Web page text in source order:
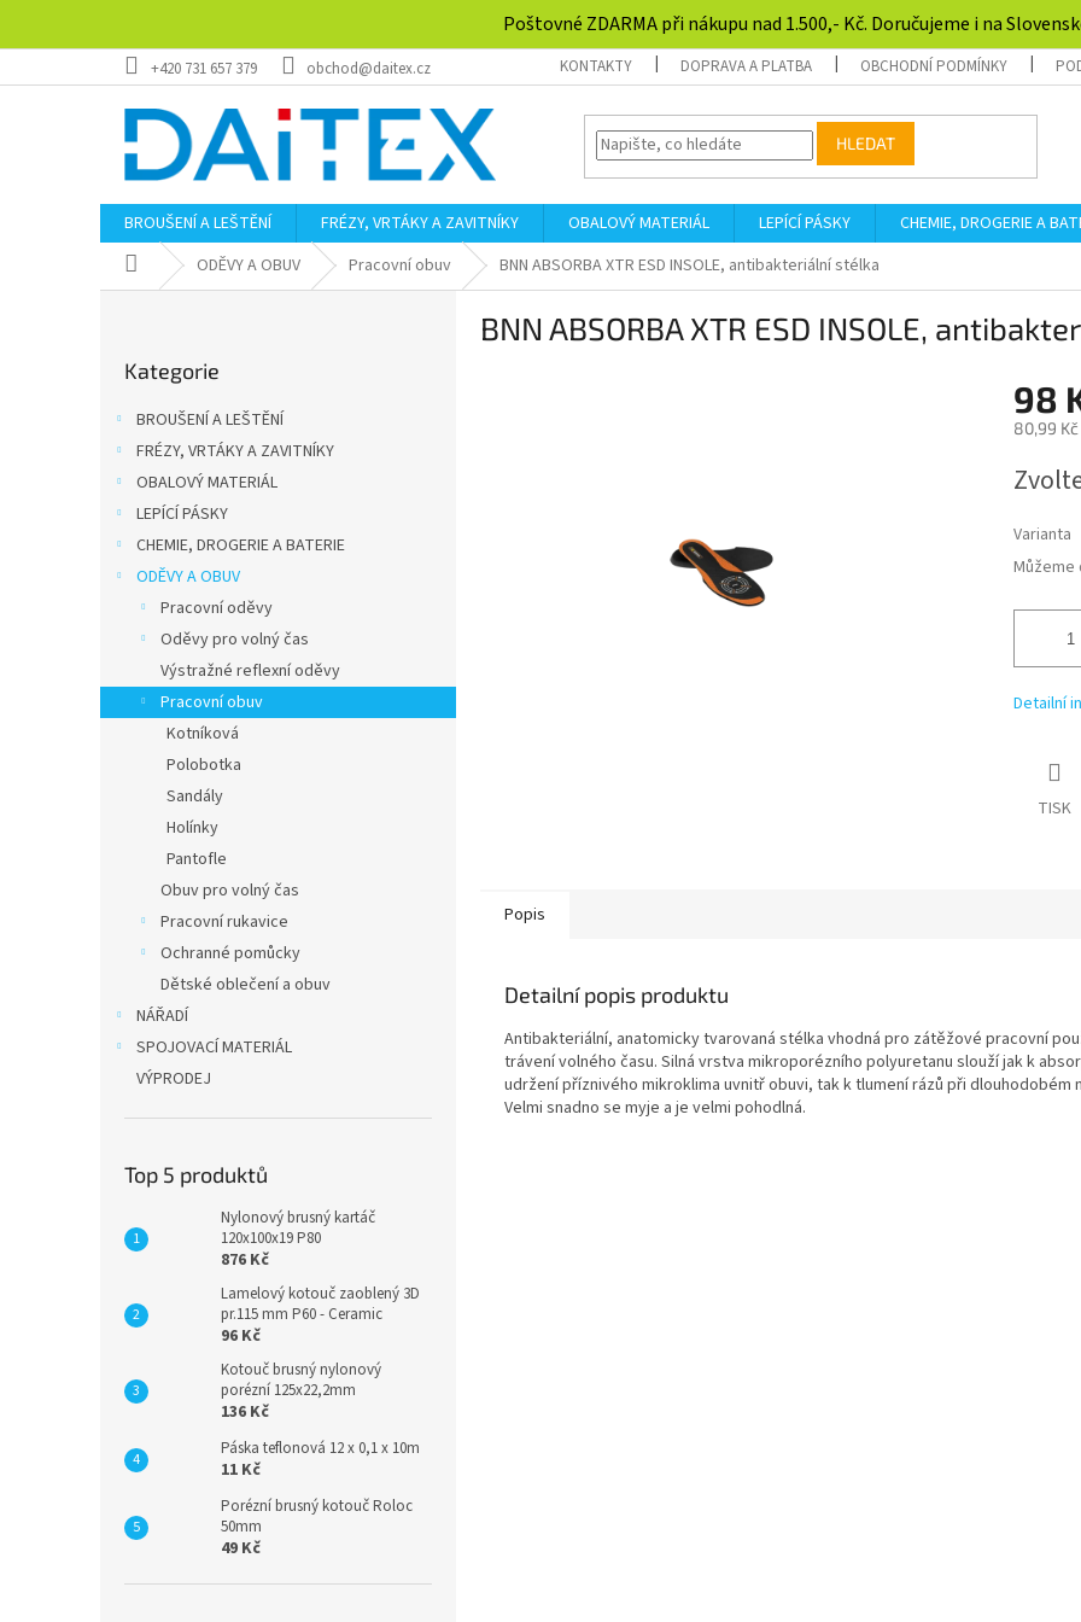
obsah
Poštovné ZDARMA při nákupu nad 1.500,- Kč. Doručujeme i na
+420 731 657 379 obchod@daitex.cz KONTAKTY DOPRAVA A PLATBA OBCHODNÍ PODMÍNKY
HLEDAT
BROUŠENÍ A LEŠTĚNÍ FRÉZY, VRTÁKY A ZAVITNÍKY OBALOVÝ MATERIÁL LEPÍCÍ PÁSKY CHEMIE, DROGERIE A
Domů ODĚVY A OBUV Pracovní obuv BNN ABSORBA XTR ESD INSOLE, antibakteriální stélka
kategorie
Kategorie
BROUŠENÍ A LEŠTĚNÍ
FRÉZY, VRTÁKY A ZAVITNÍKY
OBALOVÝ MATERIÁL
LEPÍCÍ PÁSKY
CHEMIE, DROGERIE A BATERIE
ODĚVY A OBUV
Pracovní oděvy
Oděvy pro volný čas
Výstražné reflexní oděvy
Pracovní obuv
Kotníková
Polobotka
Sandály
Holínky
Pantofle
Obuv pro volný čas
Pracovní rukavice
Ochranné pomůcky
Dětské oblečení a obuv
NÁŘADÍ
SPOJOVACÍ MATERIÁL
VÝPRODEJ
Top 5 produktů
Nylonový brusný kartáč
120x100x19 P80
876 Kč
Lamelový kotouč zaoblený 3D
pr.115 mm P60 - Ceramic
96 Kč
Kotouč brusný nylonový
porézní 125x22,2mm
136 Kč
Páska teflonová 12 x 0,1 x 10m
11 Kč
Porézní brusný kotouč Roloc
50mm
49 Kč
BNN ABSORBA XTR ESD INSOLE,
98
80,99
cena:
Varianta
Můžeme
Detailní
TISK
Popis
Detailní popis produktu
Antibakteriální, anatomicky tvarovaná stélka vhodná pro zátěžové pracovní
trávení volného času. Silná vrstva mikroporézního polyuretanu slouží jak k
udržení příznivého mikroklima uvnitř obuvi, tak k tlumení rázů při dlouhodobém
Velmi snadno se myje a je velmi pohodlná.